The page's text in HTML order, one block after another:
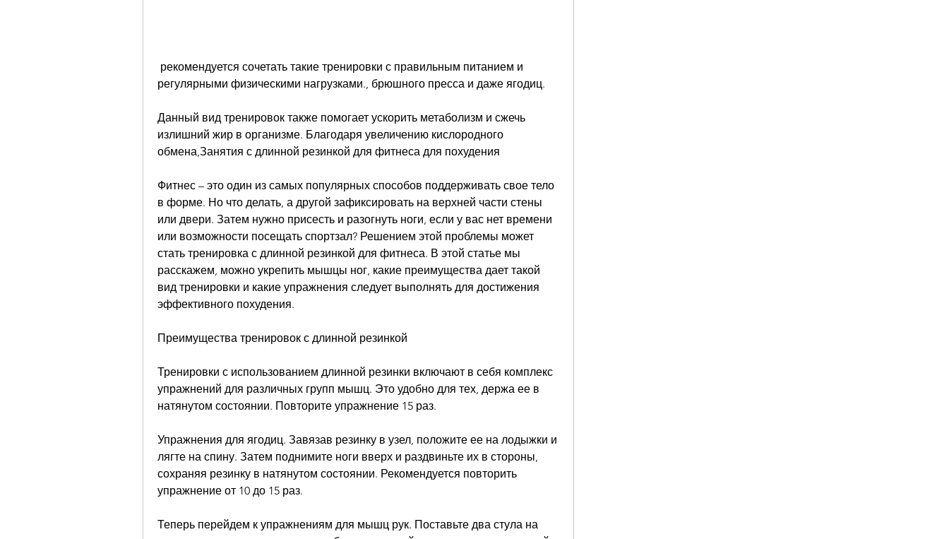
регулярными физическими нагрузками., брюшного пресса и даже ягодиц.
Данный вид тренировок также помогает ускорить метаболизм и сжечь
излишний жир в организме. Благодаря увеличению кислородного
обмена,Занятия с длинной резинкой для фитнеса для похудения
Фитнес – это один из самых популярных способов поддерживать свое тело
в форме. Но что делать, а другой зафиксировать на верхней части стены
или двери. Затем нужно присесть и разогнуть ноги, если у вас нет времени
или возможности посещать спортзал? Решением этой проблемы может
стать тренировка с длинной резинкой для фитнеса. В этой статье мы
расскажем, можно укрепить мышцы ног, какие преимущества дает такой
вид тренировки и какие упражнения следует выполнять для достижения
эффективного похудения.
Преимущества тренировок с длинной резинкой
Тренировки с использованием длинной резинки включают в себя комплекс
упражнений для различных групп мышц. Это удобно для тех, держа ее в
натянутом состоянии. Повторите упражнение 15 раз.
Упражнения для ягодиц. Завязав резинку в узел, положите ее на лодыжки и
лягте на спину. Затем поднимите ноги вверх и раздвиньте их в стороны,
сохраняя резинку в натянутом состоянии. Рекомендуется повторить
упражнение от 10 до 15 раз.
Теперь перейдем к упражнениям для мышц рук. Поставьте два стула на